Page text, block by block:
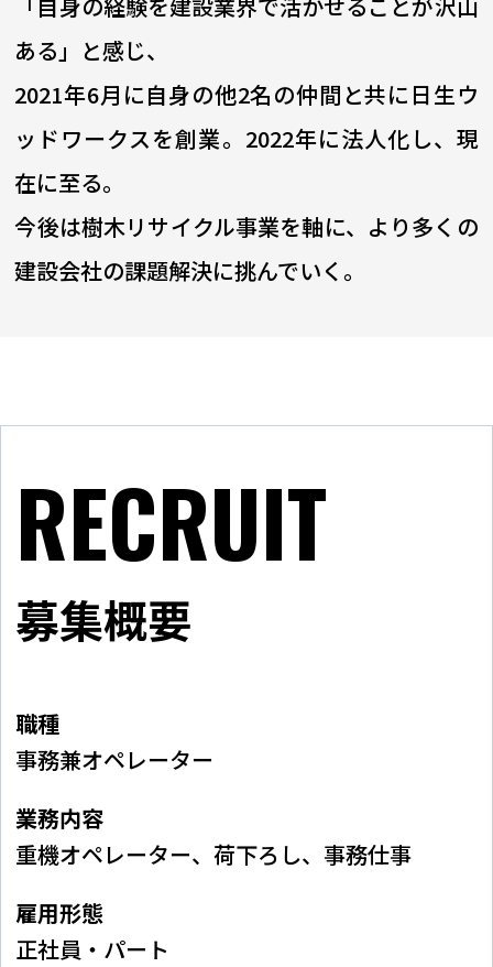
ある」と感じ、
2021年6月に自身の他2名の仲間と共に日生ウ
ッドワークスを創業。2022年に法人化し、現
在に至る。
今後は樹木リサイクル事業を軸に、より多くの
建設会社の課題解決に挑んでいく。
RECRUIT
募集概要
職種
事務兼オペレーター
業務内容
重機オペレーター、荷下ろし、事務仕事
雇用形態
正社員・パート